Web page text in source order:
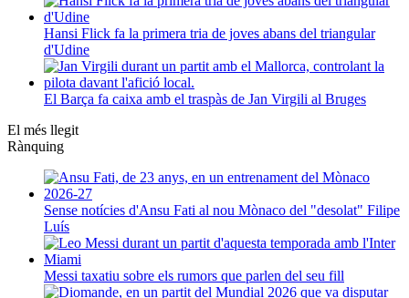
Hansi Flick fa la primera tria de joves abans del triangular
d'Udine
El Barça fa caixa amb el traspàs de Jan Virgili al Bruges
El més llegit
Rànquing
Sense notícies d'Ansu Fati al nou Mònaco del "desolat" Filipe
Luís
Messi taxatiu sobre els rumors que parlen del seu fill